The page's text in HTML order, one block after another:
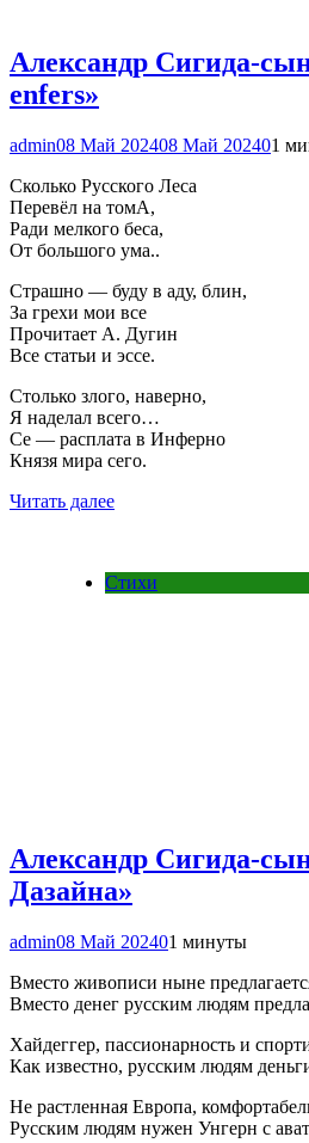
Александр Сигида-
enfers»
admin08 Май 202408 Май 202401
Сколько Русского Леса
Перевёл на томА,
Ради мелкого беса,
От большого ума..
Страшно — буду в аду, блин,
За грехи мои все
Прочитает А. Дугин
Все статьи и эссе.
Столько злого, наверно,
Я наделал всего…
Се — расплата в Инферно
Князя мира сего.
Читать далее
Стихи
Александр Сигида-
Дазайна»
admin08 Май 202401 минуты
Вместо живописи ныне
Вместо денег русским людям
Хайдеггер, пассионарность и
Как известно, русским людям
Не растленная Европа,
Русским людям нужен Унгерн с